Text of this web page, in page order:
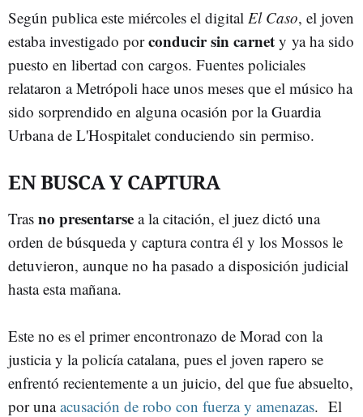
Según publica este miércoles el digital El Caso, el joven
estaba investigado porconducir sin carnet y ya ha sido
puesto en libertad con cargos. Fuentes policiales
relataron a Metrópoli hace unos meses que el músico ha
sido sorprendido en alguna ocasión por la Guardia
Urbana de L'Hospitalet conduciendo sin permiso.
EN BUSCA Y CAPTURA
Tras no presentarse a la citación, el juez dictó una
orden de búsqueda y captura contra él y los Mossos le
detuvieron, aunque no ha pasado a disposición judicial
hasta esta mañana.
Este no es el primer encontronazo de Morad con la
justicia y la policía catalana, pues el joven rapero se
enfrentó recientemente a un juicio, del que fue absuelto,
por unaacusación de robo con fuerza y amenazas. El